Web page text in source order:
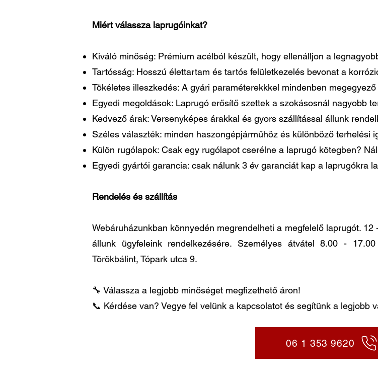
Miért válassza laprugóinkat?
Kiváló minőség: Prémium acélból készült, hogy ellenálljon a
Tartósság: Hosszú élettartam és tartós felületkezelés bevonat a
Tökéletes illeszkedés: A gyári paraméterekkkel mindenben
Egyedi megoldások: Laprugó erősítő szettek a szokásosnál nagyobb
Kedvező árak: Versenyképes árakkal és gyors szállítással állunk
Széles választék: minden haszongépjárműhöz és különböző terhelési
Külön rugólapok: Csak egy rugólapot cserélne a laprugó kötegben?
Egyedi gyártói garancia: csak nálunk 3 év garanciát kap a laprugókra
Rendelés és szállítás
Webáruházunkban könnyedén megrendelheti a megfelelő laprugót.
állunk ügyfeleink rendelkezésére. Személyes átvátel 8.00 -
Törökbálint, Tópark utca 9.
🔧 Válassza a legjobb minőséget megfizethető áron!
📞 Kérdése van? Vegye fel velünk a kapcsolatot és segítünk a legjobb
06 1 353 9620